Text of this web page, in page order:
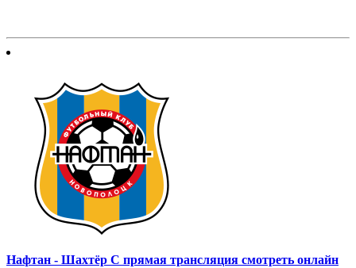
Нафтан - Шахтёр С прямая трансляция смотреть онлайн